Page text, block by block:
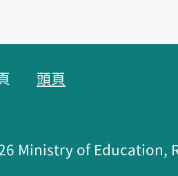
頭頁
Ministry of Education,